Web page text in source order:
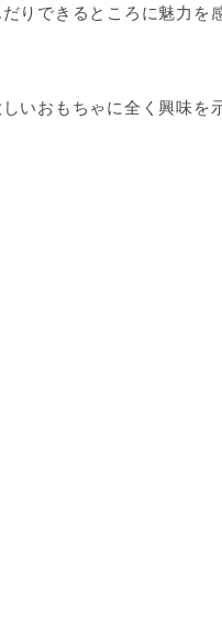
りできるところに魅力を
いおもちゃに全く興味を